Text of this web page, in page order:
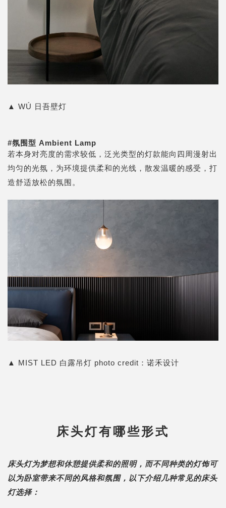
▲ WÚ 日吾壁灯
#氛围型 Ambient Lamp
若本身对亮度的需求较低，泛光类型的灯款能向四周漫射出
均匀的光氛，为环境提供柔和的光线，散发温暖的感受，打
造舒适放松的氛围。
▲ MIST LED 白露吊灯 photo credit： 诺禾设计
床头灯有哪些形式
床头灯为梦想和休憩提供柔和的照明，而不同种类的灯饰可
以为卧室带来不同的风格和氛围，以下介绍几种常见的床头
灯选择：